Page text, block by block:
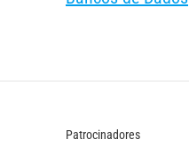
Patrocinadores